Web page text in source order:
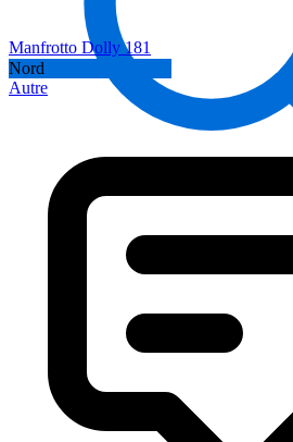
Manfrotto Dolly 181
Nord
Autre